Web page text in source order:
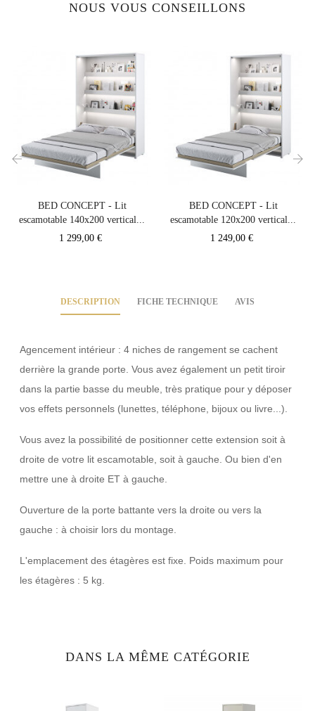
NOUS VOUS CONSEILLONS
BED CONCEPT - Lit
escamotable 140x200 vertical...
Prix
1 299,00 €
BED CONCEPT - Lit
escamotable 120x200 vertical...
Prix
1 249,00 €
DESCRIPTION FICHE TECHNIQUE AVIS
Agencement intérieur : 4 niches de rangement se cachent
derrière la grande porte. Vous avez également un petit tiroir
dans la partie basse du meuble, très pratique pour y déposer
vos effets personnels (lunettes, téléphone, bijoux ou livre...).
Vous avez la possibilité de positionner cette extension soit à
droite de votre lit escamotable, soit à gauche. Ou bien d'en
mettre une à droite ET à gauche.
Ouverture de la porte battante vers la droite ou vers la
gauche : à choisir lors du montage.
L'emplacement des étagères est fixe. Poids maximum pour
les étagères : 5 kg.
DANS LA MÊME CATÉGORIE